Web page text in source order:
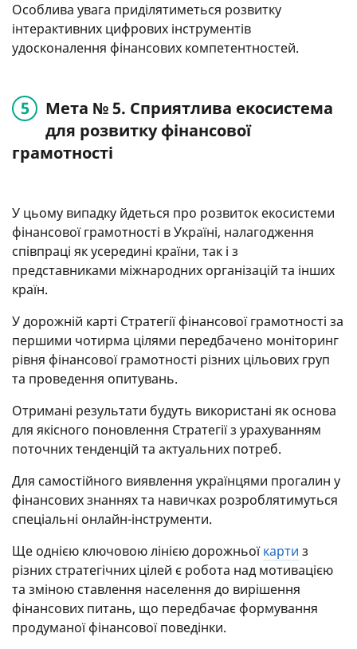
Особлива увага приділятиметься розвитку
інтерактивних цифрових інструментів
удосконалення фінансових компетентностей.
Мета № 5. Сприятлива екосистема
для розвитку фінансової
грамотності
У цьому випадку йдеться про розвиток екосистеми
фінансової грамотності в Україні, налагодження
співпраці як усередині країни, так і з
представниками міжнародних організацій та інших
країн.
У дорожній карті Стратегії фінансової грамотності за
першими чотирма цілями передбачено моніторинг
рівня фінансової грамотності різних цільових груп
та проведення опитувань.
Отримані результати будуть використані як основа
для якісного поновлення Стратегії з урахуванням
поточних тенденцій та актуальних потреб.
Для самостійного виявлення українцями прогалин у
фінансових знаннях та навичках розроблятимуться
спеціальні онлайн-інструменти.
Ще однією ключовою лінією дорожньоїкарти з
різних стратегічних цілей є робота над мотивацією
та зміною ставлення населення до вирішення
фінансових питань, що передбачає формування
продуманої фінансової поведінки.